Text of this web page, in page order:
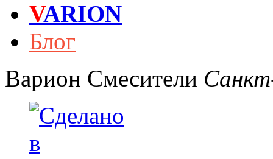
VARION
Блог
Варион Смесители